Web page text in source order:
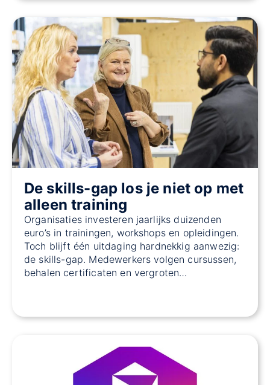
De skills-gap los je niet op met
alleen training
Organisaties investeren jaarlijks duizenden
euro’s in trainingen, workshops en opleidingen.
Toch blijft één uitdaging hardnekkig aanwezig:
de skills-gap. Medewerkers volgen cursussen,
behalen certificaten en vergroten…